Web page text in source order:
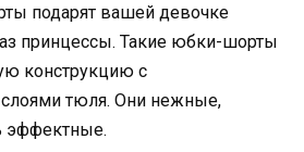
подарят вашей девочке
принцессы. Такие юбки-шорты
конструкцию с
тюля. Они нежные,
эффектные.